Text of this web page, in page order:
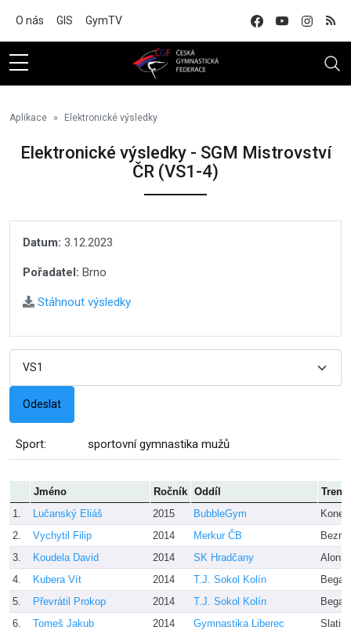
O nás GIS GymTV
Aplikace Elektronické výsledky
Elektronické výsledky - SGM Mistrovství
ČR (VS1-4)
Datum: 3.12.2023
Pořadatel: Brno
Stáhnout výsledky
Sport: sportovní gymnastika mužů
Jméno Ročník Oddíl
Trenér
1.
Lučanský Eliáš 2015 BubbleGym
2.
Vychytil Filip 2014 Merkur ČB
3.
Koudela David 2014 SK Hradčany
Alon
4.
Kubera Vít 2014 T.J. Sokol Kolín
Bega
5.
Převrátil Prokop 2014 T.J. Sokol Kolín
Bega
6.
Tomeš Jakub 2014 Gymnastika Liberec
Slatin